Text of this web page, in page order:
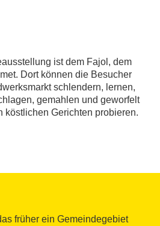
ist dem Fajol, dem
Dort können die Besucher
schlendern, lernen,
gemahlen und geworfelt
köstlichen Gerichten probieren.
früher ein Gemeindegebiet